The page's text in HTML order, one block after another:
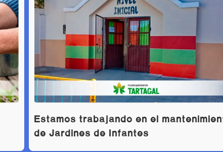
Estamos trabajando en el
de Jardines de Infantes